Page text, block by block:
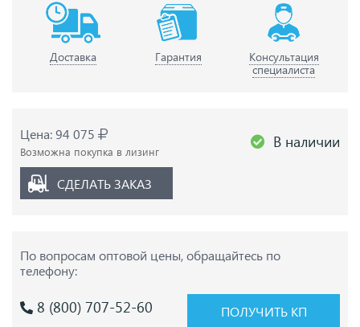
Доставка Гарантия
Консультация
специалиста
Цена: 94 075
Возможна покупка в лизинг В наличии
СДЕЛАТЬ ЗАКАЗ
По вопросам оптовой цены,обращайтесь по
телефону:
8 (800) 707-52-60 ПОЛУЧИТЬ КП